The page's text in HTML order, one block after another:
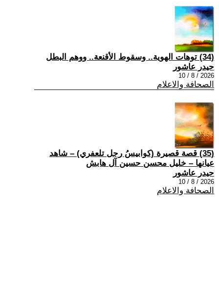
(34) توهات الهوية.. وسقوط الأقنعة.. ووهم البطل
حيدر عاشور
2026 / 8 / 10
الصحافة والاعلام
(35) قصة قصيرة (كوابيسُ رجل تلعفري) – شاهد
عيانها – خليل محسن حسين آل هابش
حيدر عاشور
2026 / 8 / 10
الصحافة والاعلام